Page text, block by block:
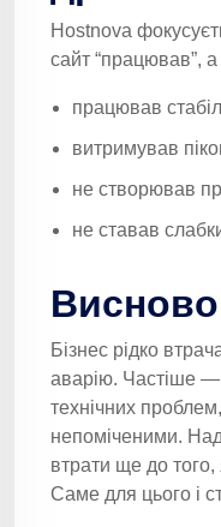
Hostnova
сайт “працював”,
працював
витримував
не створював
не ставав
Бізнес рідко
аварію. Частіше —
технічних
непоміченими.
втрати ще до того,
Саме для цього і